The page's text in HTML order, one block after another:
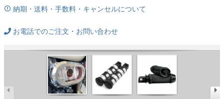
納期・送料・手数料・キャンセルについて
お電話でのご注文・お問い合わせ